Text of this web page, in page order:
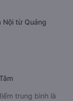
Nội từ Quảng
trung bình là